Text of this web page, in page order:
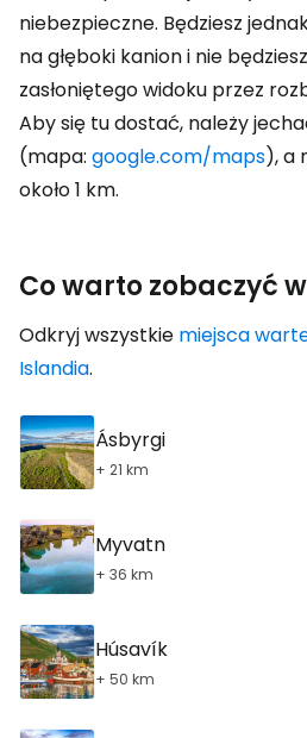
niebezpieczne. Będziesz
na głęboki kanion i nie
zasłoniętego widoku przez
Aby się tu dostać, należy
(mapa: google.com/maps), a
około 1 km.
Co warto zobaczyć
Odkryj wszystkie miejsca
Islandia.
Ásbyrgi
+ 21 km
Myvatn
+ 36 km
Húsavík
+ 50 km